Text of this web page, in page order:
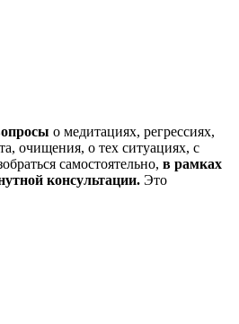
о медитациях, регрессиях,
очищения, о тех ситуациях, с
самостоятельно, в рамках
консультации. Это